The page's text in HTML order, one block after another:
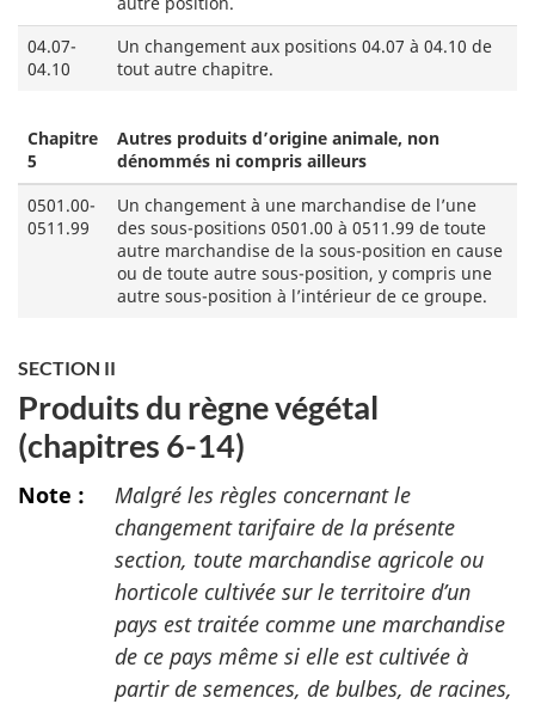
04.07-
04.10
Un changement aux positions 04.07 à 04.10 de
tout autre chapitre.
Chapitre
5
Autres produits d’origine animale, non
dénommés ni compris ailleurs
0501.00-
0511.99
Un changement à une marchandise de l’une
des sous-positions 0501.00 à 0511.99 de toute
autre marchandise de la sous-position en cause
ou de toute autre sous-position, y compris une
autre sous-position à l’intérieur de ce groupe.
SECTION II
Produits du règne végétal
(chapitres 6-14)
Note :
Malgré les règles concernant le
changement tarifaire de la présente
section, toute marchandise agricole ou
horticole cultivée sur le territoire d’un
pays est traitée comme une marchandise
de ce pays même si elle est cultivée à
partir de semences, de bulbes, de racines,